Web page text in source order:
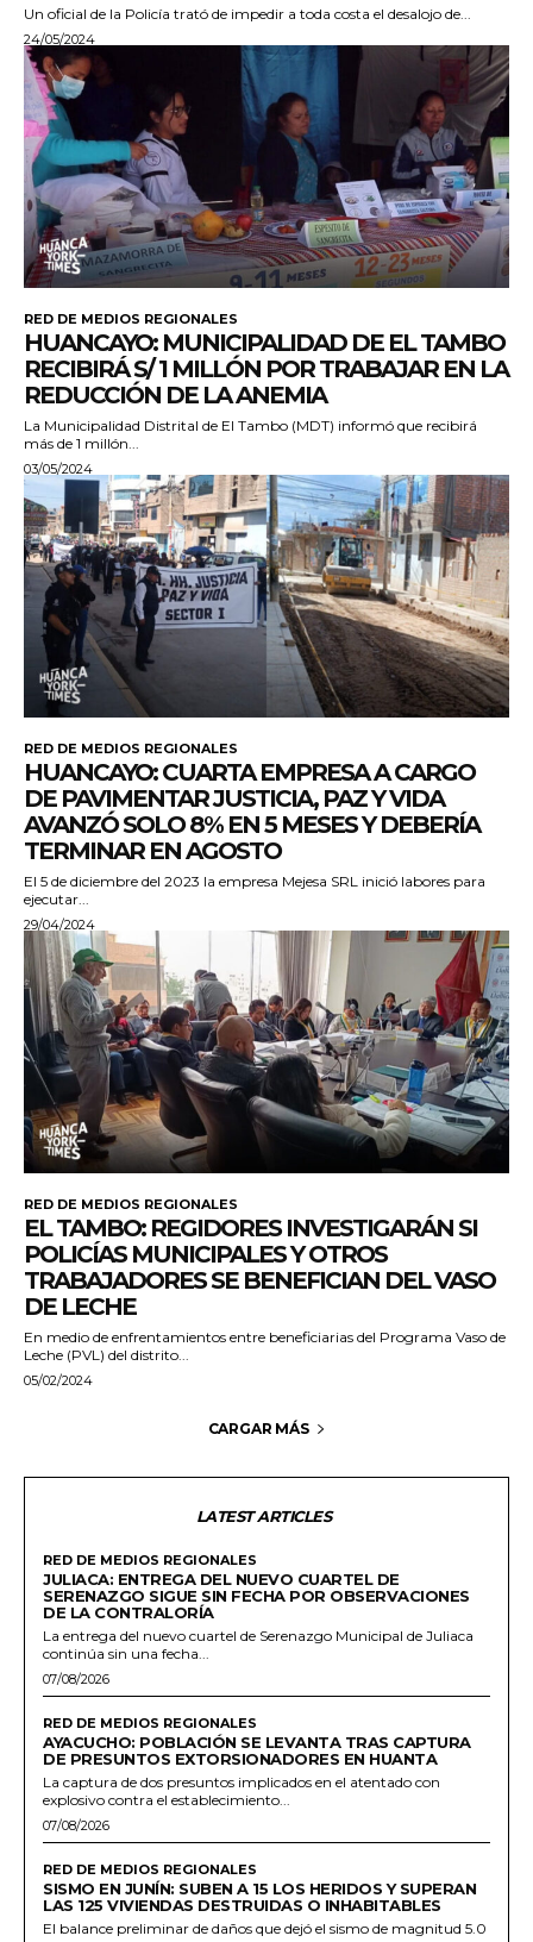
Un oficial de la Policía trató de impedir a toda costa el desalojo de...
24/05/2024
RED DE MEDIOS REGIONALES
HUANCAYO: MUNICIPALIDAD DE EL TAMBO
RECIBIRÁ S/ 1 MILLÓN POR TRABAJAR EN LA
REDUCCIÓN DE LA ANEMIA
La Municipalidad Distrital de El Tambo (MDT) informó que recibirá
más de 1 millón...
03/05/2024
RED DE MEDIOS REGIONALES
HUANCAYO: CUARTA EMPRESA A CARGO
DE PAVIMENTAR JUSTICIA, PAZ Y VIDA
AVANZÓ SOLO 8% EN 5 MESES Y DEBERÍA
TERMINAR EN AGOSTO
El 5 de diciembre del 2023 la empresa Mejesa SRL inició labores para
ejecutar...
29/04/2024
RED DE MEDIOS REGIONALES
EL TAMBO: REGIDORES INVESTIGARÁN SI
POLICÍAS MUNICIPALES Y OTROS
TRABAJADORES SE BENEFICIAN DEL VASO
DE LECHE
En medio de enfrentamientos entre beneficiarias del Programa Vaso de
Leche (PVL) del distrito...
05/02/2024
CARGAR MÁS
LATEST ARTICLES
RED DE MEDIOS REGIONALES
JULIACA: ENTREGA DEL NUEVO CUARTEL DE
SERENAZGO SIGUE SIN FECHA POR OBSERVACIONES
DE LA CONTRALORÍA
La entrega del nuevo cuartel de Serenazgo Municipal de Juliaca
continúa sin una fecha...
07/08/2026
RED DE MEDIOS REGIONALES
AYACUCHO: POBLACIÓN SE LEVANTA TRAS CAPTURA
DE PRESUNTOS EXTORSIONADORES EN HUANTA
La captura de dos presuntos implicados en el atentado con
explosivo contra el establecimiento...
07/08/2026
RED DE MEDIOS REGIONALES
SISMO EN JUNÍN: SUBEN A 15 LOS HERIDOS Y SUPERAN
LAS 125 VIVIENDAS DESTRUIDAS O INHABITABLES
El balance preliminar de daños que dejó el sismo de magnitud 5.0